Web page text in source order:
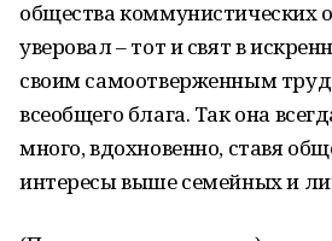
общества коммунистических
уверовал – тот и свят в
своим самоотверженным
всеобщего блага. Так она
много, вдохновенно, ставя
интересы выше семейных и